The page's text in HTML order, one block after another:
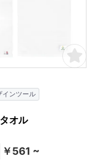
インツール
オル
￥561 ~